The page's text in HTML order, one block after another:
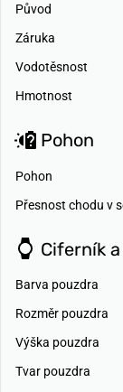
Původ
Záruka
Vodotěsnost
Hmotnost
Pohon
Pohon
Přesnost chodu v
Ciferník
Barva pouzdra
Rozměr pouzdra
Výška pouzdra
Tvar pouzdra